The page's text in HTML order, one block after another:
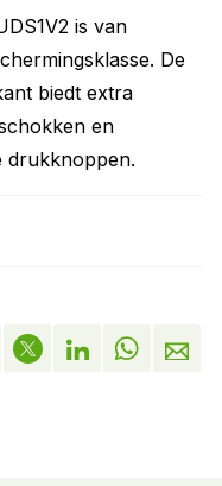
is van
De
biedt extra
en
drukknoppen.